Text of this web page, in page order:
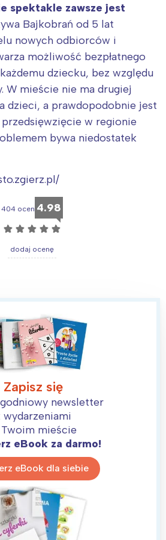
spektakle zawsze jest
Bajkobrań od 5 lat
nowych odbiorców i
możliwość bezpłatnego
dziecku, bez względu
W mieście nie ma drugiej
dzieci, a prawdopodobnie jest
w regionie
bywa niedostatek
404 ocen 4.98
☆ ☆ ☆ ☆ ☆
dodaj ocenę
Zapisz się
newsletter
wydarzeniami
mieście
eBook za darmo!
eBook dla siebie
mnie wydarzenia z